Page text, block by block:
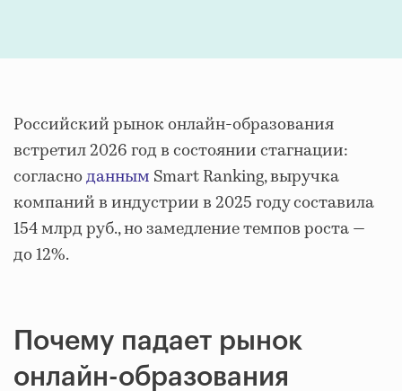
Российский рынок онлайн-образования
встретил 2026 год в состоянии стагнации:
согласноданным Smart Ranking, выручка
компаний в индустрии в 2025 году составила
154 млрд руб., но замедление темпов роста —
до 12%.
Почему падает рынок
онлайн-образования